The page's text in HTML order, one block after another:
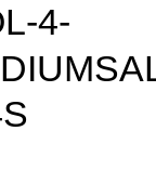
4-